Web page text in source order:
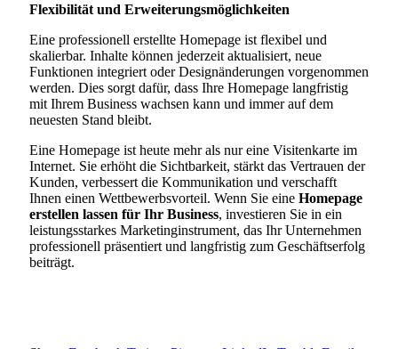
Flexibilität und Erweiterungsmöglichkeiten
Eine professionell erstellte Homepage ist flexibel und
skalierbar. Inhalte können jederzeit aktualisiert, neue
Funktionen integriert oder Designänderungen vorgenommen
werden. Dies sorgt dafür, dass Ihre Homepage langfristig
mit Ihrem Business wachsen kann und immer auf dem
neuesten Stand bleibt.
Eine Homepage ist heute mehr als nur eine Visitenkarte im
Internet. Sie erhöht die Sichtbarkeit, stärkt das Vertrauen der
Kunden, verbessert die Kommunikation und verschafft
Ihnen einen Wettbewerbsvorteil. Wenn Sie eine Homepage
erstellen lassen für Ihr Business, investieren Sie in ein
leistungsstarkes Marketinginstrument, das Ihr Unternehmen
professionell präsentiert und langfristig zum Geschäftserfolg
beiträgt.